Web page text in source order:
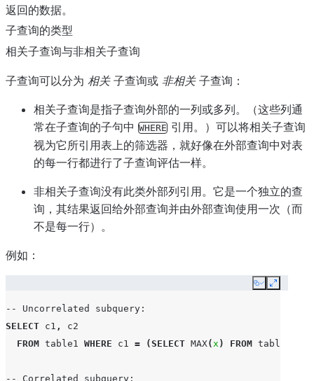
返回的数据。
子查询的类型
相关子查询与非相关子查询
子查询可以分为 相关子查询或 非相关子查询：
相关子查询是指子查询外部的一列或多列。（这些列通
常在子查询的子句中 WHERE 引用。）可以将相关子查询
视为它所引用表上的筛选器，就好像在外部查询中对表
的每一行都进行了子查询评估一样。
非相关子查询没有此类外部列引用。它是一个独立的查
询，其结果返回给外部查询并由外部查询使用一次（而
不是每一行）。
例如：
CopyExpand
-- Uncorrelated subquery:
SELECT c1 ,
c2
FROM table1 WHERE c1 = (SELECT MAX(x ) FROM table2
-- Correlated subquery: